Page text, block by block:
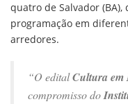
quatro de Salvador
programação em
arredores.
“O editalCultura em
compromisso do